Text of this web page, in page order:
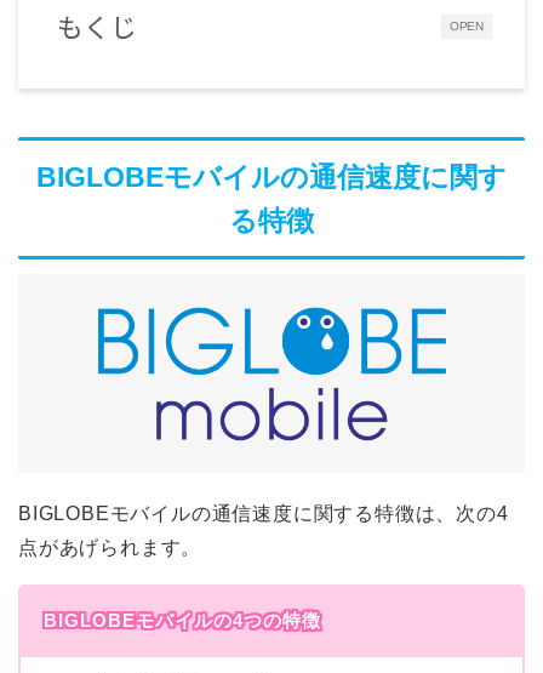
OPEN
もくじ
BIGLOBEモバイルの通信速度に関す
る特徴
BIGLOBEモバイルの通信速度に関する特徴は、次の4
点があげられます。
BIGLOBEモバイルの4つの特徴